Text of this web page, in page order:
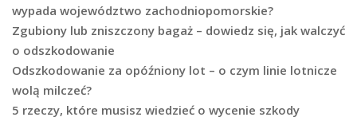
wypada województwo zachodniopomorskie?
Zgubiony lub zniszczony bagaż – dowiedz się, jak walczyć
o odszkodowanie
Odszkodowanie za opóźniony lot – o czym linie lotnicze
wolą milczeć?
5 rzeczy, które musisz wiedzieć o wycenie szkody